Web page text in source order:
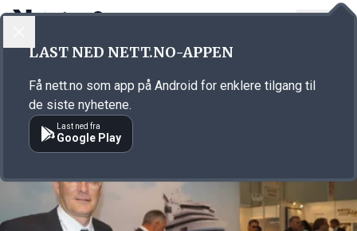
Annonsørinnhold
LAST NED NETT.NO-APPEN
Få nett.no som app på Android for enklere tilgang til
de siste nyhetene.
Last ned fra
Google Play